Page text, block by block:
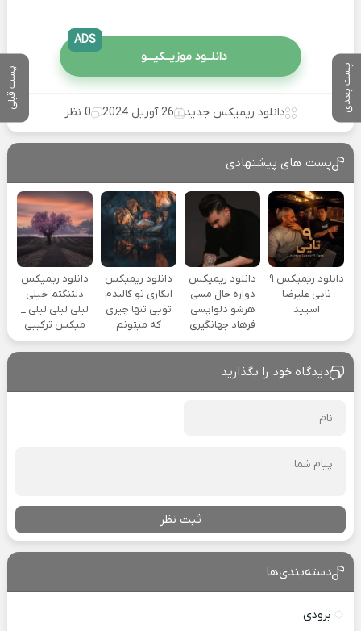
پست بعدی پست قبلی
دانلــود موزیــکیـــو
ADS
دانلود ریمیکس جدید 26 آوریل 2024 0 نظر
پست های پیشنهادی
دانلود ریمیکس ۹
تایی علیرضا
اسپید
دانلود ریمیکس
دواره حال مسی
هرشو دلواپسی
فرهاد جهانگیری
دانلود ریمیکس
انگاری تو کالبدم
تویی تنها چیزی
که میتونم
دانلود ریمیکس
دلتنگتم خیلی
لیلی لیلی لیلی _
میکس ترکیبی
دیدگاه خود را بگذارید
ثبت نظر
دسته‌بندی‌ها
بزودی